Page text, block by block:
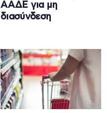
ΑΑΔΕ για μη
διασύνδεση